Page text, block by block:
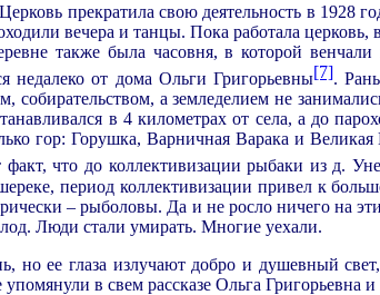
прекратила свою деятельность в 1928
вечера и танцы. Пока работала
также была часовня, в которой венчали
недалеко от дома Ольги Григорьевны[7].
собирательством, а земледелием не
в 4 километрах от села, а до
гор: Горушка, Варничная Варака и
факт, что до коллективизации рыбаки из д.
период коллективизации привел к
– рыболовы. Да и не росло ничего на
Люди стали умирать. Многие уехали.
но ее глаза излучают добро и душевный
в свем рассказе Ольга Григорьевна